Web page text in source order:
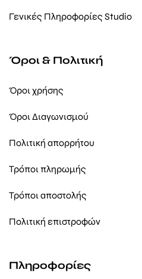
Γενικές Πληροφορίες Studio
Όροι & Πολιτική
Όροι χρήσης
Όροι Διαγωνισμού
Πολιτική απορρήτου
Τρόποι πληρωμής
Τρόποι αποστολής
Πολιτική επιστροφών
Πληροφορίες